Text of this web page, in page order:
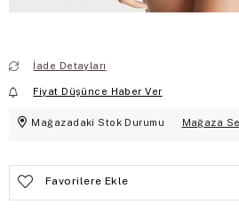
İade Detayları
Fiyat Düşünce Haber Ver
Mağazadaki Stok Durumu Mağaza
Favorilere Ekle